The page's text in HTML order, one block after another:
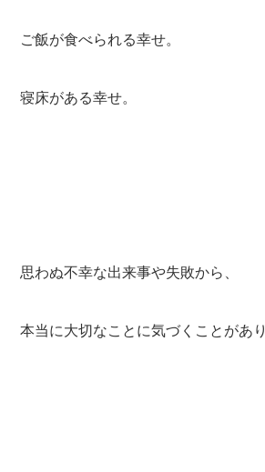
ご飯が食べられる幸せ。
寝床がある幸せ。
思わぬ不幸な出来事や失敗から、
本当に大切なことに気づくことがあり